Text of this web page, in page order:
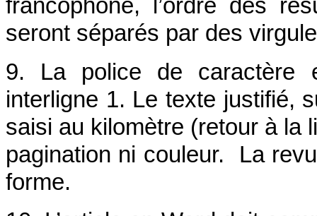
francophone, l’ordre des
seront séparés par des
9. La police de caractère
interligne 1. Le texte justifié,
saisi au kilomètre (retour à la
pagination ni couleur. La
forme.